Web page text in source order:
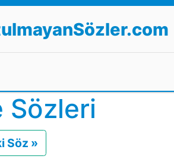
Sözleri
Söz »